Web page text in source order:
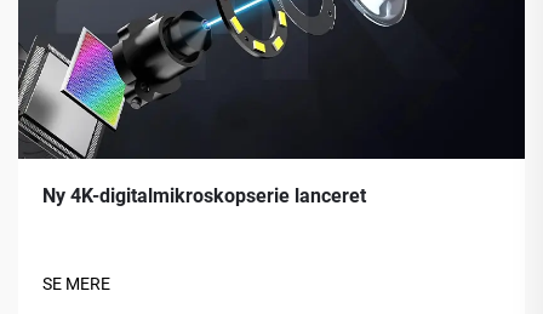
Ny 4K-digitalmikroskopserie lanceret
SE MERE